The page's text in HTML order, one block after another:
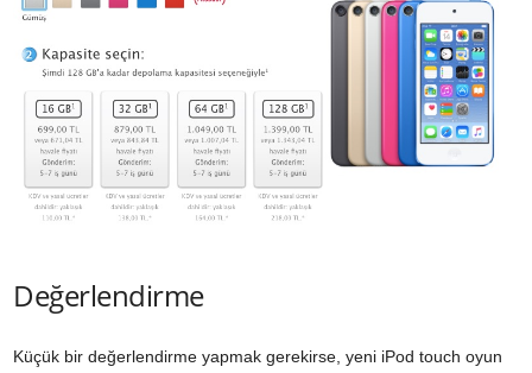
Değerlendirme
Küçük bir değerlendirme yapmak gerekirse, yeni iPod touch oyun